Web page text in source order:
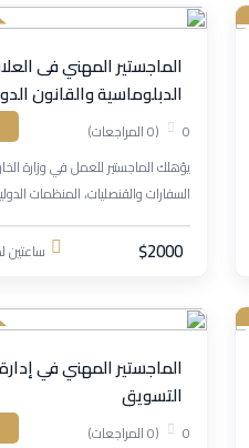
الماجستير المهني فى
الدبلوماسية والقانون
0 (0 المراجعات)
يؤهلك الماجستير للعمل في وزارة
السفارات والقنصليات، المنظمات
والإقليمية، إضافة إلى المؤسسات
الحكومية في أقسام العلاقات
$2000 ساعتين
الماجستير المهني في إدارة
التسويق
0 (0 المراجعات)